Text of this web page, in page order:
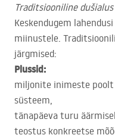
Traditsiooniline
Keskendugem
miinustele.
järgmised:
Plussid:
miljonite inimeste
süsteem,
tänapäeva turu
teostus konkreetse